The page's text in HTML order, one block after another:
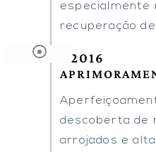
especialmente
recuperação
2016
descoberta de
arrojados e